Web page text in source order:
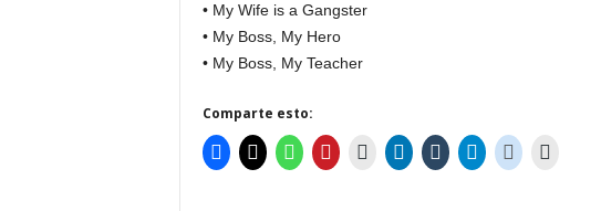
• My Wife is a Gangster
• My Boss, My Hero
• My Boss, My Teacher
Comparte esto: